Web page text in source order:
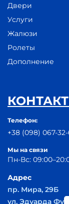
Двери
Услуги
Жалюзи
Ролеты
Дополнение
Телефон:
+38 (098) 067-
Мы на связи
Пн-Вс:
Адрес
пр. Мира, 29Б
ул. Эдуарда